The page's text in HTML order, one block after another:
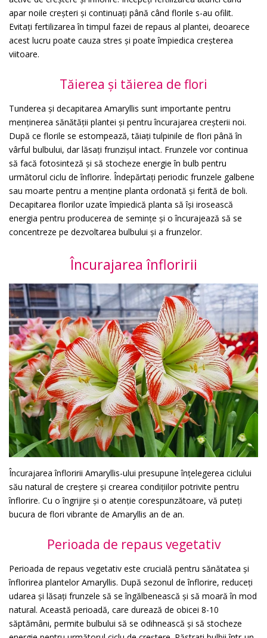
apar noile creșteri și continuați până când florile s-au ofilit.
Evitați fertilizarea în timpul fazei de repaus al plantei, deoarece
acest lucru poate cauza stres și poate împiedica creșterea
viitoare.
Tăierea și tăierea de flori
Tunderea și decapitarea Amaryllis sunt importante pentru
menținerea sănătății plantei și pentru încurajarea creșterii noi.
După ce florile se estompează, tăiați tulpinile de flori până în
vârful bulbului, dar lăsați frunzișul intact. Frunzele vor continua
să facă fotosinteză și să stocheze energie în bulb pentru
următorul ciclu de înflorire. Îndepărtați periodic frunzele galbene
sau moarte pentru a menține planta ordonată și ferită de boli.
Decapitarea florilor uzate împiedică planta să își irosească
energia pentru producerea de semințe și o încurajează să se
concentreze pe dezvoltarea bulbului și a frunzelor.
Încurajarea înfloririi
Încurajarea înfloririi Amaryllis-ului presupune înțelegerea ciclului
său natural de creștere și crearea condițiilor potrivite pentru
înflorire. Cu o îngrijire și o atenție corespunzătoare, vă puteți
bucura de flori vibrante de Amaryllis an de an.
Perioada de repaus vegetativ
Perioada de repaus vegetativ este crucială pentru sănătatea și
înflorirea plantelor Amaryllis. După sezonul de înflorire, reduceți
udarea și lăsați frunzele să se îngălbenească și să moară în mod
natural. Această perioadă, care durează de obicei 8-10
săptămâni, permite bulbului să se odihnească și să stocheze